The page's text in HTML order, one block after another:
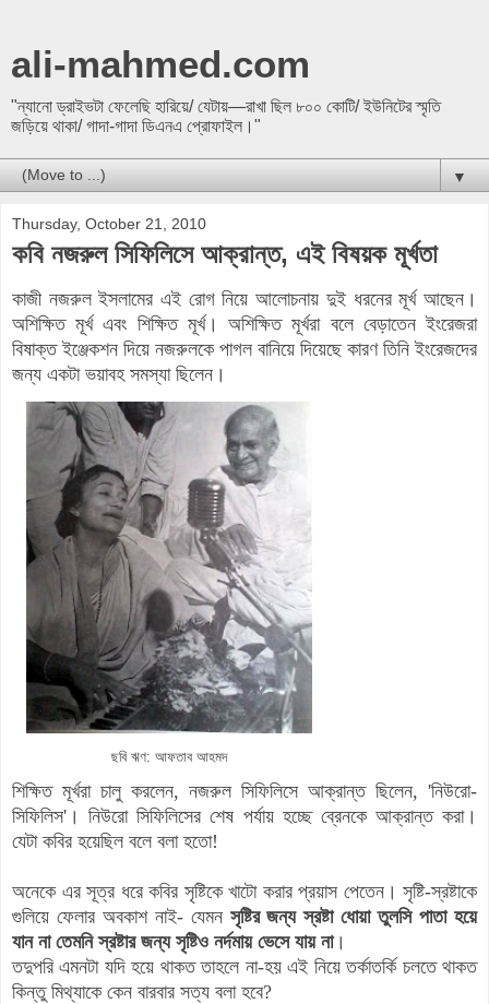
ali-mahmed.com
"ন্যানো ড্রাইভটা ফেলেছি হারিয়ে/ যেটায়—রাখা ছিল ৮০০ কোটি/ ইউনিটের স্মৃতি
জড়িয়ে থাকা/ গাদা-গাদা ডিএনএ প্রোফাইল।"
▼
Thursday, October 21, 2010
কবি নজরুল সিফিলিসে আক্রান্ত, এই বিষয়ক মূর্খতা
কাজী নজরুল ইসলামের এই রোগ নিয়ে আলোচনায় দুই ধরনের মূর্খ আছেন।
অশিক্ষিত মূর্খ এবং শিক্ষিত মূর্খ। অশিক্ষিত মূর্খরা বলে বেড়াতেন ইংরেজরা
বিষাক্ত ইঞ্জেকশন দিয়ে নজরুলকে পাগল বানিয়ে দিয়েছে কারণ তিনি ইংরেজদের
জন্য একটা ভয়াবহ সমস্যা ছিলেন।
ছবি ঋণ: আফতাব আহমদ
শিক্ষিত মূর্খরা চালু করলেন, নজরুল সিফিলিসে আক্রান্ত ছিলেন, 'নিউরো-
সিফিলিস'। নিউরো সিফিলিসের শেষ পর্যায় হচ্ছে ব্রেনকে আক্রান্ত করা।
যেটা কবির হয়েছিল বলে বলা হতো!
অনেকে এর সূত্র ধরে কবির সৃষ্টিকে খাটো করার প্রয়াস পেতেন। সৃষ্টি-স্রষ্টাকে
গুলিয়ে ফেলার অবকাশ নাই- যেমন সৃষ্টির জন্য স্রষ্টা ধোয়া তুলসি পাতা হয়ে
যান না তেমনি স্রষ্টার জন্য সৃষ্টিও নর্দমায় ভেসে যায় না।
তদুপরি এমনটা যদি হয়ে থাকত তাহলে না-হয় এই নিয়ে তর্কাতর্কি চলতে থাকত
কিন্তু মিথ্যাকে কেন বারবার সত্য বলা হবে?